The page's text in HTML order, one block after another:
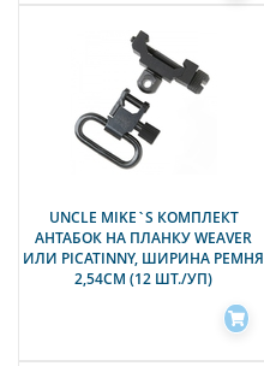
UNCLE MIKE`S КОМПЛЕКТ
АНТАБОК НА ПЛАНКУ WEAVER
ИЛИ PICATINNY, ШИРИНА РЕМНЯ
2,54СМ (12 ШТ./УП)